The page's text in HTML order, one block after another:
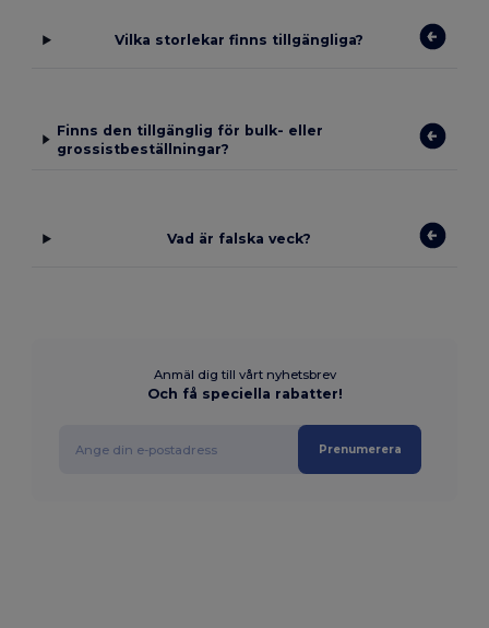
Vilka storlekar finns tillgängliga?
Finns den tillgänglig för bulk- eller
grossistbeställningar?
Vad är falska veck?
Anmäl dig till vårt nyhetsbrev
Och få speciella rabatter!
Prenumerera